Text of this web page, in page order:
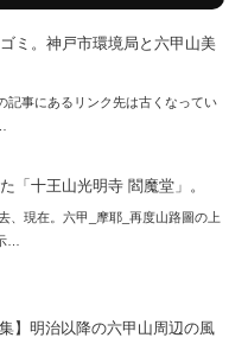
ミ。神戸市環境局と六甲山美
記事にあるリンク先は古くなってい
「十王山光明寺 閻魔堂」。
、現在。六甲_摩耶_再度山路圖の上
…
】明治以降の六甲山周辺の風